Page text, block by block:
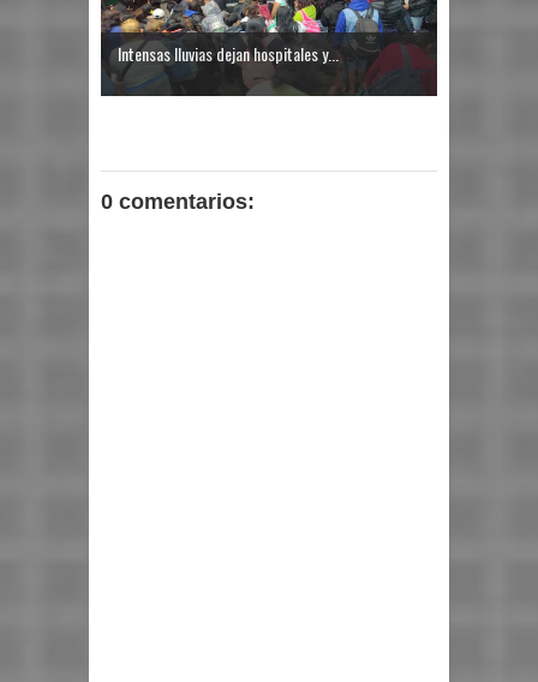
Intensas lluvias dejan hospitales y...
0 comentarios: